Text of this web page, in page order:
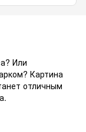
Или
Картина
отличным